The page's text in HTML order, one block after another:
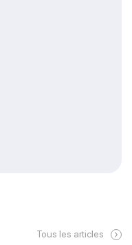
Tous les articles